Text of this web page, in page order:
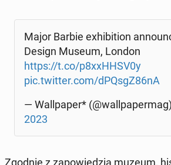
Major Barbie exhi­bi­tion
Design Museum, London
https://t.co/p8xxHHSV0y
pic.twitter.com/dPQsgZ86nA
— Wal­l­pa­per* (@wal­l­pa­per­mag)
2023
Zgodnie z za­po­wie­dzią muzeum,